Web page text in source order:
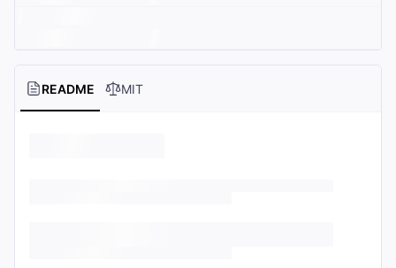
README MIT